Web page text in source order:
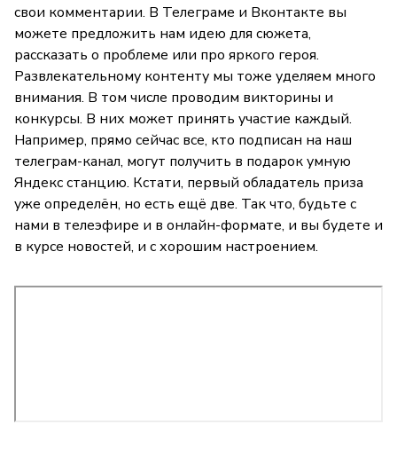
свои комментарии. В Телеграме и Вконтакте вы
можете предложить нам идею для сюжета,
рассказать о проблеме или про яркого героя.
Развлекательному контенту мы тоже уделяем много
внимания. В том числе проводим викторины и
конкурсы. В них может принять участие каждый.
Например, прямо сейчас все, кто подписан на наш
телеграм-канал, могут получить в подарок умную
Яндекс станцию. Кстати, первый обладатель приза
уже определён, но есть ещё две. Так что, будьте с
нами в телеэфире и в онлайн-формате, и вы будете и
в курсе новостей, и с хорошим настроением.